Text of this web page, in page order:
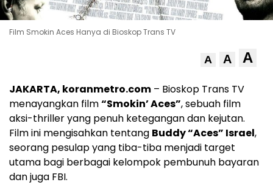
Film Smokin Aces Hanya di Bioskop Trans TV
A A A
JAKARTA, koranmetro.com – Bioskop Trans TV
menayangkan film“Smokin’ Aces”, sebuah film
aksi-thriller yang penuh ketegangan dan kejutan.
Film ini mengisahkan tentang Buddy “Aces” Israel,
seorang pesulap yang tiba-tiba menjadi target
utama bagi berbagai kelompok pembunuh bayaran
dan juga FBI.